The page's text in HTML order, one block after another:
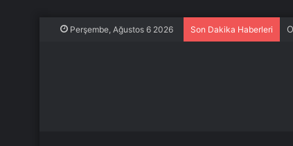
Perşembe, Ağustos 6 2026 Son Dakika Haberleri